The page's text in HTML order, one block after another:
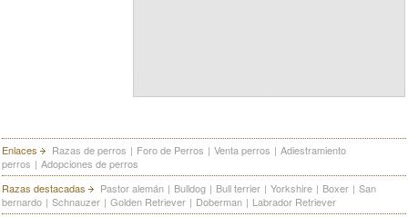
Enlaces Razas de perros | Foro de Perros | Venta perros | Adiestramiento
perros | Adopciones de perros
Razas destacadas
Pastor alemán | Bulldog | Bull terrier | Yorkshire | Boxer | San
bernardo | Schnauzer | Golden Retriever | Doberman | Labrador Retriever